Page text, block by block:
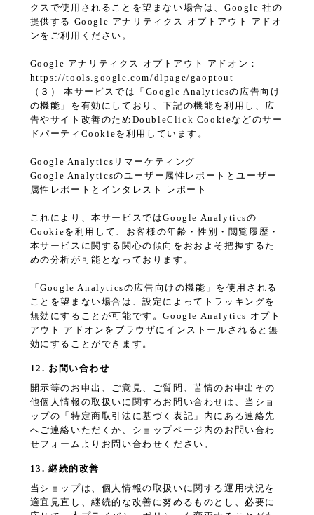
クスで使用されることを望まない場合は、Google 社の
提供する Google アナリティクス オプトアウト アドオ
ンをご利用ください。
Google アナリティクス オプトアウト アドオン：
https://tools.google.com/dlpage/gaoptout
（３） 本サービスでは「Google Analyticsの広告向け
の機能」を有効にしており、下記の機能を利用し、広
告やサイト改善のためDoubleClick Cookieなどのサー
ドパーティCookieを利用しています。
Google Analyticsリマーケティング
Google Analyticsのユーザー属性レポートとユーザー
属性レポートとインタレスト レポート
これにより、本サービスではGoogle Analyticsの
Cookieを利用して、お客様の年齢・性別・閲覧履歴・
本サービスに関する関心の傾向をおおよそ把握するた
めの分析が可能となっております。
「Google Analyticsの広告向けの機能」を使用される
ことを望まない場合は、設定によってトラッキングを
無効にすることが可能です。Google Analytics オプト
アウト アドオンをブラウザにインストールされると無
効にすることができます。
12. お問い合わせ
開示等のお申出、ご意見、ご質問、苦情のお申出その
他個人情報の取扱いに関するお問い合わせは、当ショ
ップの「特定商取引法に基づく表記」内にある連絡先
へご連絡いただくか、ショップページ内のお問い合わ
せフォームよりお問い合わせください。
13. 継続的改善
当ショップは、個人情報の取扱いに関する運用状況を
適宜見直し、継続的な改善に努めるものとし、必要に